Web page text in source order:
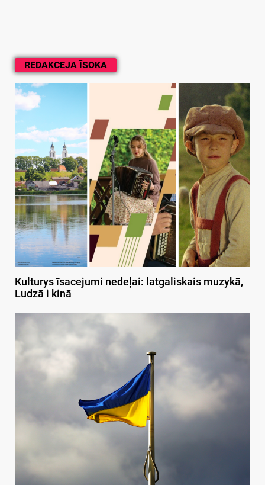
REDAKCEJA ĪSOKA
Kulturys īsacejumi nedeļai: latgaliskais muzykā,
Ludzā i kinā